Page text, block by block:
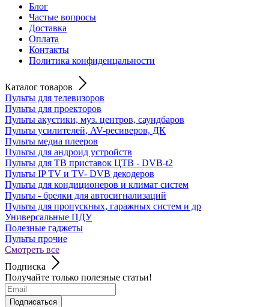
Блог
Частые вопросы
Доставка
Оплата
Контакты
Политика конфиденцальности
Каталог товаров
Пульты для телевизоров
Пульты для проекторов
Пульты акустики, муз. центров, саундбаров
Пульты усилителей, AV-ресиверов, ДК
Пульты медиа плееров
Пульты для андроид устройств
Пульты для ТВ приставок ЦТВ - DVB-t2
Пульты IP TV и TV- DVB декодеров
Пульты для кондиционеров и климат систем
Пульты - брелки для автосигнализаций
Пульты для пропускных, гаражных систем и др
Универсальные ПДУ
Полезные гаджеты
Пульты прочие
Смотреть все
Подписка
Получайте только полезные статьи!
Подписаться